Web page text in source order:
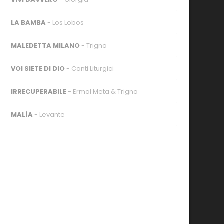
LA BAMBA - Los Lobos
MALEDETTA MILANO - Trigno
VOI SIETE DI DIO - Canti Liturgici
IRRECUPERABILE - Ermal Meta & Trigno
MALÌA - Levante